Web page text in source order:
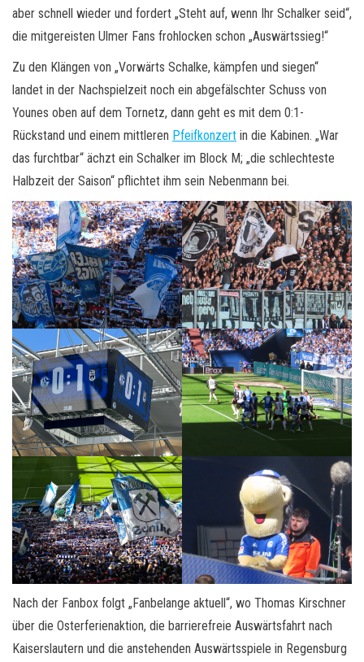
aber schnell wieder und fordert „Steht auf, wenn Ihr Schalker seid“,
die mitgereisten Ulmer Fans frohlocken schon „Auswärtssieg!“
Zu den Klängen von „Vorwärts Schalke, kämpfen und siegen“
landet in der Nachspielzeit noch ein abgefälschter Schuss von
Younes oben auf dem Tornetz, dann geht es mit dem 0:1-
Rückstand und einem mittleren Pfeifkonzert in die Kabinen. „War
das furchtbar“ ächzt ein Schalker im Block M; „die schlechteste
Halbzeit der Saison“ pflichtet ihm sein Nebenmann bei.
Nach der Fanbox folgt „Fanbelange aktuell“, wo Thomas Kirschner
über die Osterferienaktion, die barrierefreie Auswärtsfahrt nach
Kaiserslautern und die anstehenden Auswärtsspiele in Regensburg